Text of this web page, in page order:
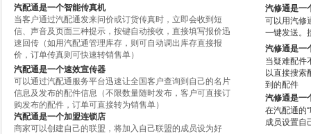
汽配通是一个智能传真机
当客户通过汽配通发来问价或订货传真时，立即会收到短
信、声音及页面三种提示，按键自动接收，直接填写报价迅
速回传（如用汽配通管理库存，则可自动调出库存直接报
价，订单传真则可快速转销售单）
汽配通是一个速效宣传器
可以通过汽配通服务平台迅速让全国客户查询到自己的名片
信息及发布的配件信息（不限数量随时发布，客户可直接订
购发布的配件，订单可直接转为销售单）
汽配通是一个加盟连锁店
商家可以创建自己的联盟，将加入自己联盟的成员设为好
汽修通是一
可以用汽修
一键发送。
汽修通是一
当疑难配件
以直接搜索
到的配件
汽修通是一
在汽配通的
成员设置自